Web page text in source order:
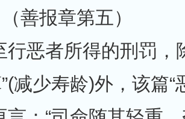
善报章第五）
者所得的刑罚，
减少寿龄)外，该篇“